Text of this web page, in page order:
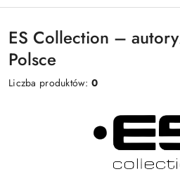
ES Collection –
Polsce
Liczba produktów:0